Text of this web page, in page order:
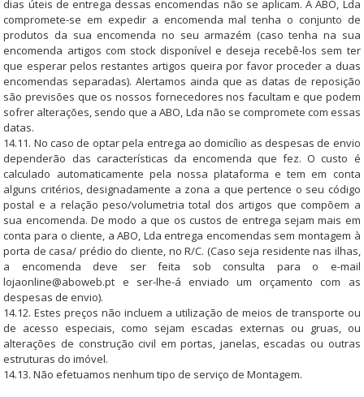
dias úteis de entrega dessas encomendas não se aplicam. A ABO, Lda
compromete-se em expedir a encomenda mal tenha o conjunto de
produtos da sua encomenda no seu armazém (caso tenha na sua
encomenda artigos com stock disponível e deseja recebê-los sem ter
que esperar pelos restantes artigos queira por favor proceder a duas
encomendas separadas). Alertamos ainda que as datas de reposição
são previsões que os nossos fornecedores nos facultam e que podem
sofrer alterações, sendo que a ABO, Lda não se compromete com essas
datas.
14.11. No caso de optar pela entrega ao domicílio as despesas de envio
dependerão das características da encomenda que fez. O custo é
calculado automaticamente pela nossa plataforma e tem em conta
alguns critérios, designadamente a zona a que pertence o seu código
postal e a relação peso/volumetria total dos artigos que compõem a
sua encomenda. De modo a que os custos de entrega sejam mais em
conta para o cliente, a ABO, Lda entrega encomendas sem montagem à
porta de casa/ prédio do cliente, no R/C. (Caso seja residente nas ilhas,
a encomenda deve ser feita sob consulta para o e-mail
lojaonline@aboweb.pt e ser-lhe-á enviado um orçamento com as
despesas de envio).
14.12. Estes preços não incluem a utilização de meios de transporte ou
de acesso especiais, como sejam escadas externas ou gruas, ou
alterações de construção civil em portas, janelas, escadas ou outras
estruturas do imóvel.
14.13. Não efetuamos nenhum tipo de serviço de Montagem.